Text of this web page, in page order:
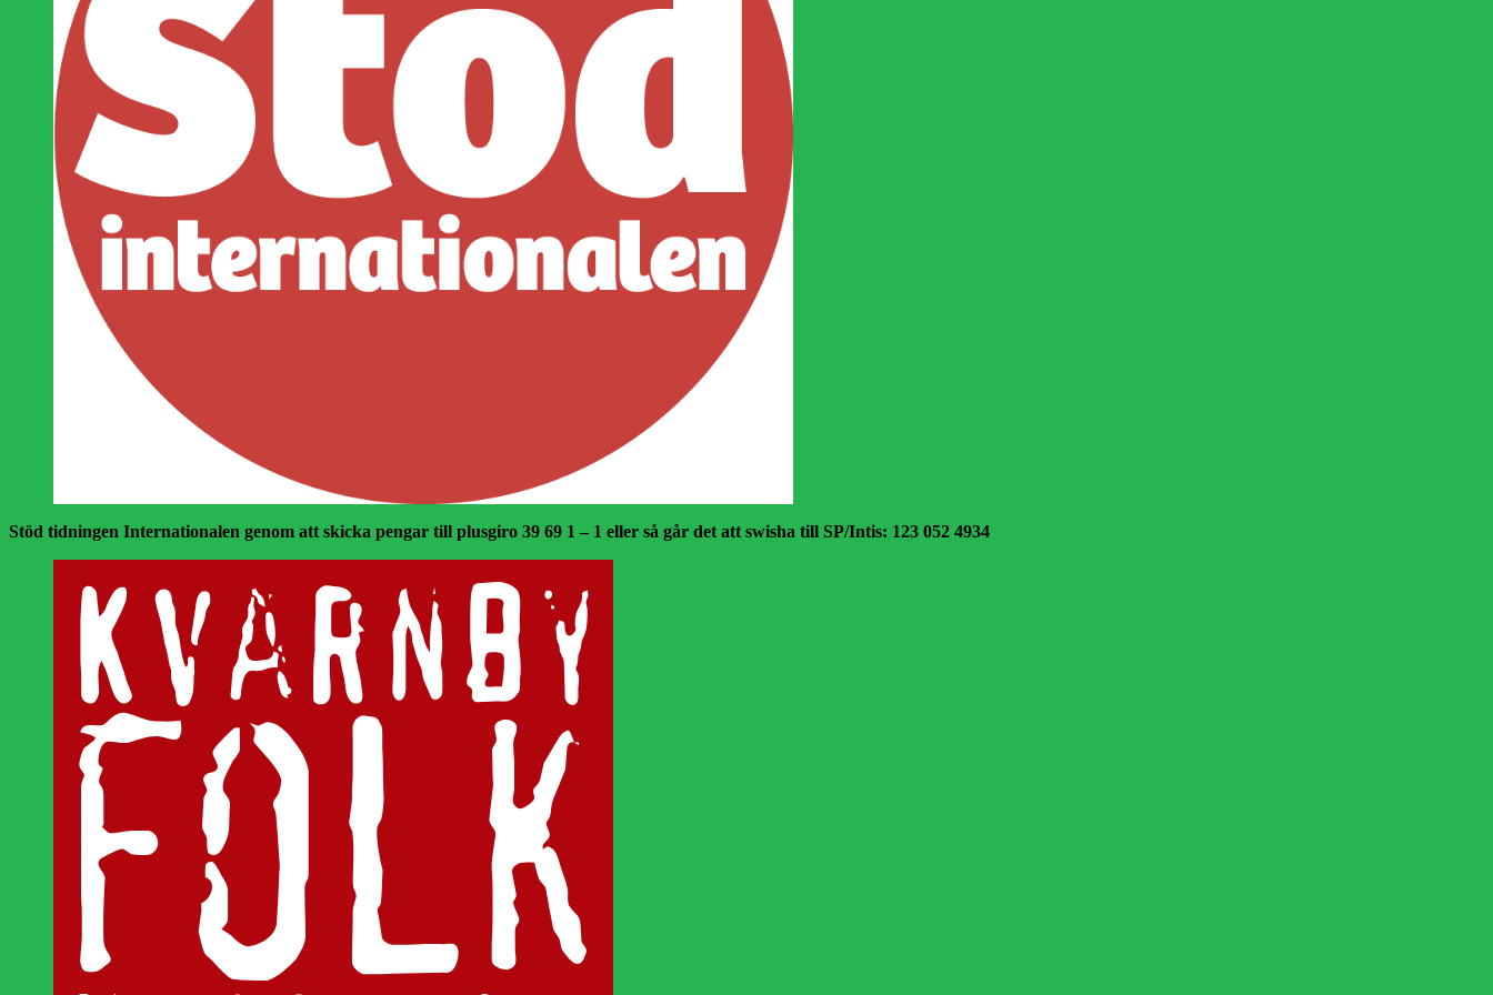
Stöd tidningen Internationalen genom att skicka pengar till plusgiro 39 69 1 – 1 eller så går det att swisha till SP/Intis: 123 052 4934